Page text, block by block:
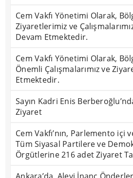
Cem Vakfı Yönetimi Olarak,
Ziyaretlerimiz ve
Devam Etmektedir.
Cem Vakfı Yönetimi Olarak,
Önemli Çalışmalarımız ve
Etmektedir.
Sayın Kadri Enis
Ziyaret
Cem Vakfı’nın, Parlemento içi
Tüm Siyasal Partilere ve
Örgütlerine 216 adet Ziyaret